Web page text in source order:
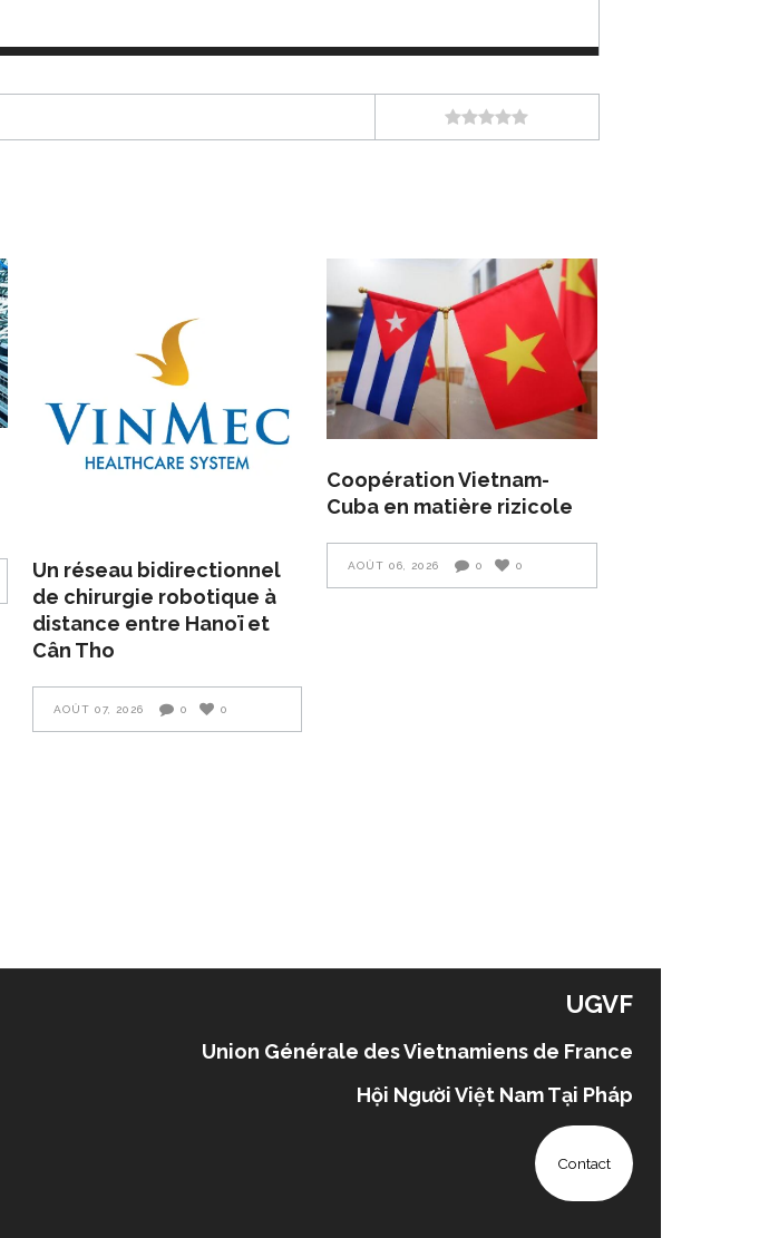
Un réseau bidirectionnel
de chirurgie robotique à
distance entre Hanoï et
Cân Tho
AOÛT 07, 2026 0 0
Coopération Vietnam-
Cuba en matière rizicole
AOÛT 06, 2026 0 0
UGVF
Union Générale des Vietnamiens de France
Hội Người Việt Nam Tại Pháp
Contact